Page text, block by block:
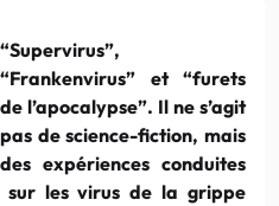
“Supervirus”,
“Frankenvirus” et “furets
de l’apocalypse”. Il ne s’agit
pas de science-fiction, mais
des expériences conduites
sur les virus de la grippe